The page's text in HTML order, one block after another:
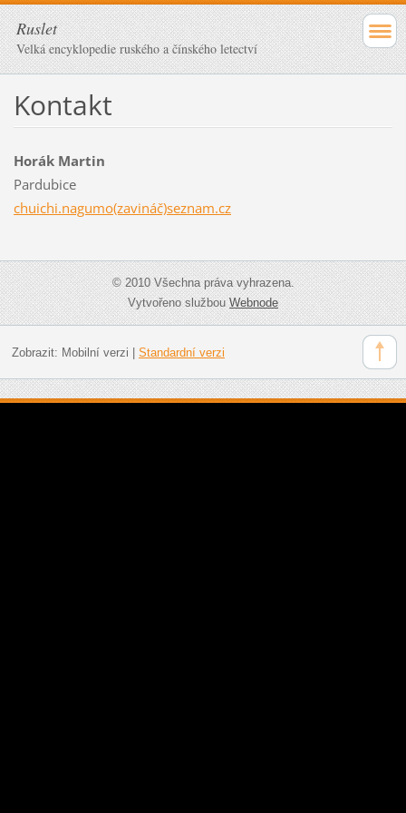
Ruslet
Velká encyklopedie ruského a čínského letectví
Kontakt
Horák Martin
Pardubice
chuichi.nagumo(zavináč)seznam.cz
© 2010 Všechna práva vyhrazena.
Vytvořeno službouWebnode
Zobrazit: Mobilní verzi Standardní verzi